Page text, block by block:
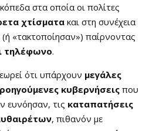
στα οποία οι πολίτες
χτίσματακαι στη συνέχεια
(ή «τακτοποίησαν») παίρνοντας
τηλέφωνο.
ότι υπάρχουν μεγάλες
κυβερνήσειςπου
ευνόησαν, τις καταπατήσεις
, πιθανόν με